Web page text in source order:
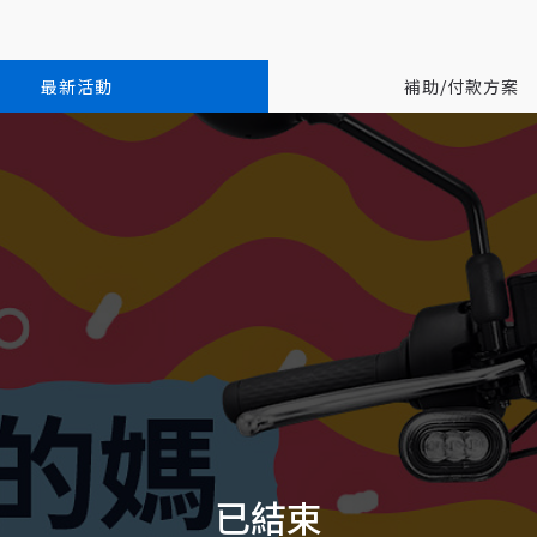
最新活動 補助/付款方案